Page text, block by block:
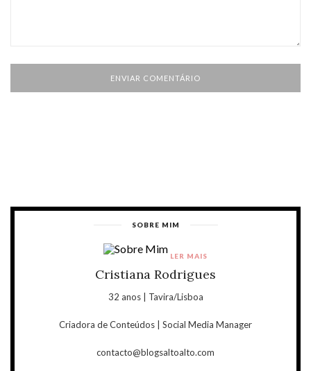
SOBRE MIM
Cristiana Rodrigues
32 anos | Tavira/Lisboa
Criadora de Conteúdos | Social Media Manager
contacto@blogsaltoalto.com
LER MAIS